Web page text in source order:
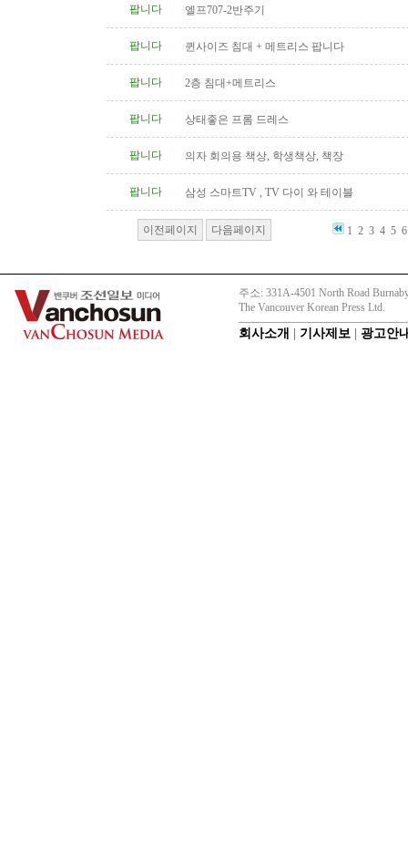
팝니다 엘프707-2반주기
팝니다 퀸사이즈 침대 + 메트리스 팝니다
팝니다 2층 침대+메트리스
팝니다 상태좋은 프롬 드레스
팝니다 의자 회의용 책상, 학생책상, 책장
팝니다 삼성 스마트TV , TV 다이 와 테이블
이전페이지 다음페이지 1 2 3 4 5 6
주소: 331A-4501 North Road
The Vancouver Korean Press Ltd.
회사소개 기사제보 광고안